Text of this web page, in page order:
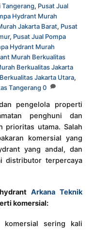
Tangerang, Pusat Jual
Hydrant Murah
Jakarta Barat, Pusat
, Pusat Jual Pompa
Hydrant Murah
Murah Berkualitas
Berkualitas Jakarta
Jakarta Utara,
Tangerang 0
pengelola properti
penghuni dan
prioritas utama. Salah
komersial yang
yang andal, dan
distributor terpercaya
Arkana Teknik
komersial:
komersial sering kali